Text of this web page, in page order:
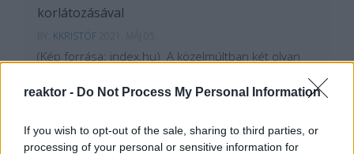
reaktor - Do Not Process My Personal Information
If you wish to opt-out of the sale, sharing to third parties, or
processing of your personal or sensitive information for
korlátozásával
KKRISTÓF
(Kép forrása: index.hu) A közelmúltban két olyan
figurát azért rúgtak ki pozíciójából, mert a
munkáltatója által képviselt ideológiai/politikai
Nyilván mindenki tudja, hogy Hrutka János és…